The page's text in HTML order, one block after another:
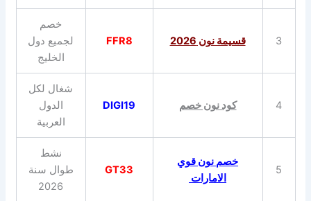
3 قسيمة نون 2026 FFR8
خصم
لجميع دول
الخليج
4 كود نون خصم DIGI19
شغال لكل
الدول
العربية
5
خصم نون قوي
الامارات
GT33
نشط
طوال سنة
2026